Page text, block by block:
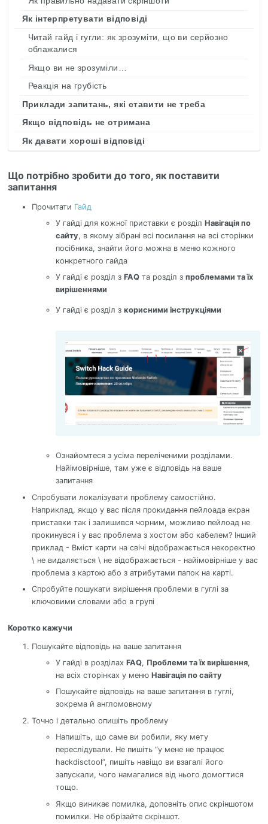
Як інтерпретувати відповіді
Читай гайд і гугли: як зрозуміти, що ви серйозно
облажалися
Якщо ви не зрозуміли…
Реакція на грубість
Приклади запитань, які ставити не треба
Якщо відповідь не отримана
Як давати хороші відповіді
Що потрібно зробити до того, як поставити
запитання
Прочитати Гайд
У гайді для кожної приставки є розділ Навігація по
сайту, в якому зібрані всі посилання на всі сторінки
посібника, знайти його можна в меню кожного
конкретного гайда
У гайді є розділ з FAQта розділ з проблемами та їх
вирішеннями
У гайді є розділ з корисними інструкціями
Ознайомтеся з усіма переліченими розділами.
Найімовірніше, там уже є відповідь на ваше
запитання
Спробувати локалізувати проблему самостійно.
Наприклад, якщо у вас після прокидання пейлоада екран
приставки так і залишився чорним, можливо пейлоад не
прокинувся і у вас проблема з хостом або кабелем? Інший
приклад - Вміст карти на свічі відображається некоректно
\ не видаляється \ не відображається - найімовірніше у вас
проблема з картою або з атрибутами папок на карті.
Спробуйте пошукати вирішення проблеми в гуглі за
ключовими словами або в групі
Коротко кажучи
Пошукайте відповідь на ваше запитання
У гайді в розділах FAQ, Проблеми та їх вирішення,
на всіх сторінках у меню Навігація по сайту
Пошукайте відповідь на ваше запитання в гуглі,
зокрема й англомовному
Точно і детально опишіть проблему
Напишіть, що саме ви робили, яку мету
переслідували. Не пишіть “у мене не працює
hackdisctool”, пишіть навіщо ви взагалі його
запускали, чого намагалися від нього домогтися
тощо.
Якщо виникає помилка, доповніть опис скріншотом
помилки. Не обрізайте скріншот.